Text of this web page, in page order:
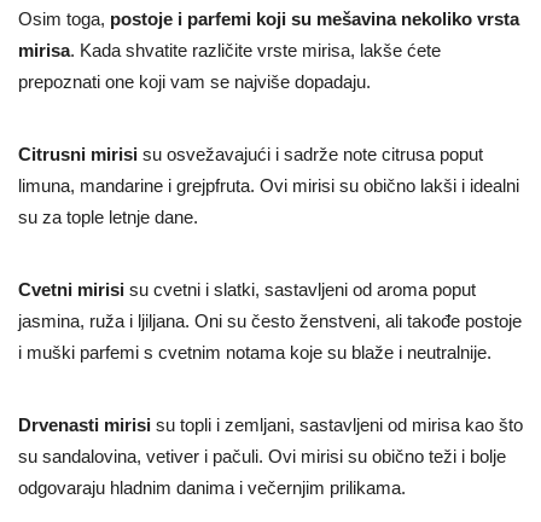
Osim toga, postoje i parfemi koji su mešavina nekoliko vrsta
mirisa. Kada shvatite različite vrste mirisa, lakše ćete
prepoznati one koji vam se najviše dopadaju.
Citrusni mirisi su osvežavajući i sadrže note citrusa poput
limuna, mandarine i grejpfruta. Ovi mirisi su obično lakši i idealni
su za tople letnje dane.
Cvetni mirisi su cvetni i slatki, sastavljeni od aroma poput
jasmina, ruža i ljiljana. Oni su često ženstveni, ali takođe postoje
i muški parfemi s cvetnim notama koje su blaže i neutralnije.
Drvenasti mirisi su topli i zemljani, sastavljeni od mirisa kao što
su sandalovina, vetiver i pačuli. Ovi mirisi su obično teži i bolje
odgovaraju hladnim danima i večernjim prilikama.